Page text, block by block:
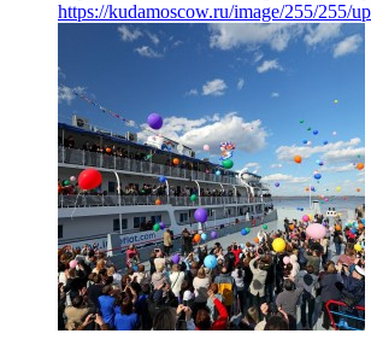
https://kudamoscow.ru/image/255/255/